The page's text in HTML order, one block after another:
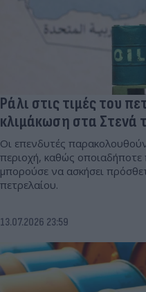
Ράλι στις τιμές του
κλιμάκωση στα Στενά
Οι επενδυτές
περιοχή, καθώς οποιαδήποτε
μπορούσε να ασκήσει
πετρελαίου.
13.07.2026 23:59